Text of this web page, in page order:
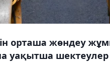
орташа жөндеу
уақытша шектеулер